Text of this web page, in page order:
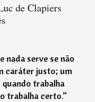
de Clapiers
nada serve se não
caráter justo; um
trabalha
trabalha certo.”